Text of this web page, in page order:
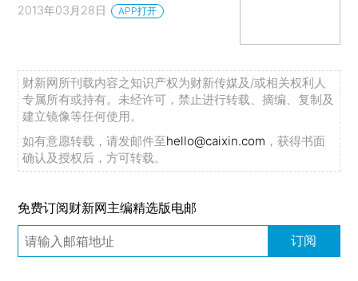
2013年03月28日 APP打开
财新网所刊载内容之知识产权为财新传媒及/或相关权利人
专属所有或持有。未经许可，禁止进行转载、摘编、复制及
建立镜像等任何使用。
如有意愿转载，请发邮件至hello@caixin.com ，获得书面
确认及授权后，方可转载。
免费订阅财新网主编精选版电邮
订阅